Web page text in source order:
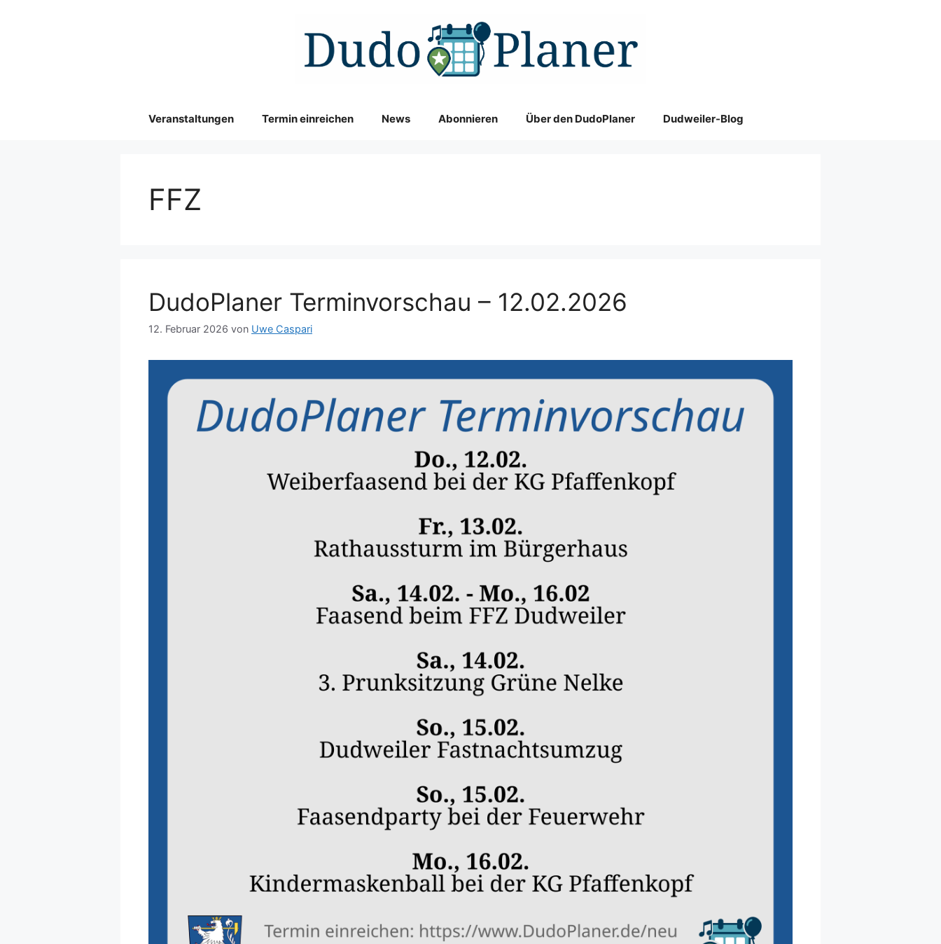
Veranstaltungen Termin einreichen News Abonnieren Über den DudoPlaner Dudweiler-Blog
FFZ
DudoPlaner Terminvorschau – 12.02.2026
12. Februar 2026 von Uwe Caspari